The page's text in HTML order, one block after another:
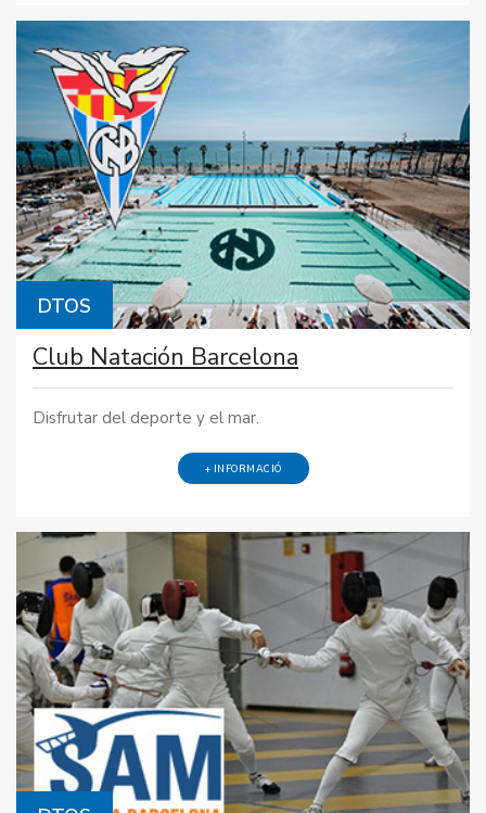
DTOS
Club Natación Barcelona
Disfrutar del deporte y el mar.
+ INFORMACIÓ